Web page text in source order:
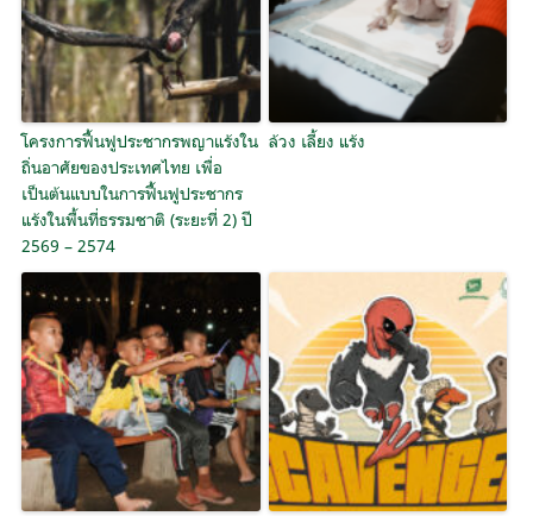
โครงการฟื้นฟูประชากรพญาแร้งใน
ถิ่นอาศัยของประเทศไทย เพื่อ
เป็นต้นแบบในการฟื้นฟูประชากร
แร้งในพื้นที่ธรรมชาติ (ระยะที่ 2) ปี
2569 – 2574
ล้วง เลี้ยง แร้ง